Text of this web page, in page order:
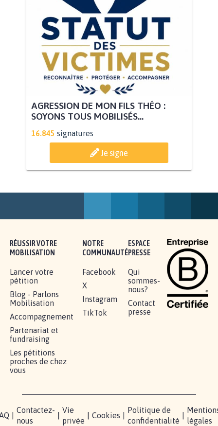
AGRESSION DE MON FILS THÉO :
SOYONS TOUS MOBILISÉS...
16.845 signatures
Je signe
RÉUSSIR VOTRE
MOBILISATION
Lancer votre
pétition
Blog - Parlons
Mobilisation
Accompagnement
Partenariat et
fundraising
Les pétitions
proches de chez
vous
NOTRE
COMMUNAUTÉ
Facebook
X
Instagram
TikTok
ESPACE
PRESSE
Qui
sommes-
nous?
Contact
presse
Contactez-
nous
Vie
privée
Cookies
Politique de
confidentialité
légales